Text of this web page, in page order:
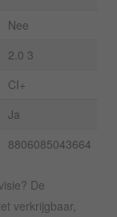
Nee
2.0 3
CI+
Ja
8806085043664
De
verkrijgbaar,